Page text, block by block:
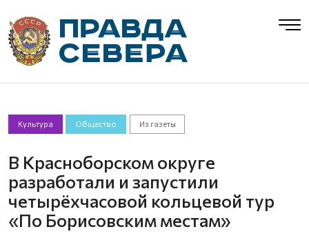
Культура Общество Из газеты
В Красноборском округе
разработали и запустили
четырёхчасовой кольцевой тур
«По Борисовским местам»